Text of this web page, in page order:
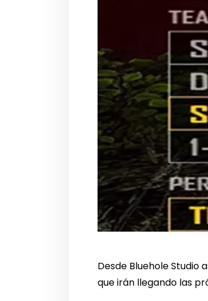
Desde Bluehole Studio
que irán llegando las